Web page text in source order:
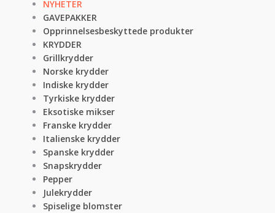
NYHETER
GAVEPAKKER
Opprinnelsesbeskyttede produkter
KRYDDER
Grillkrydder
Norske krydder
Indiske krydder
Tyrkiske krydder
Eksotiske mikser
Franske krydder
Italienske krydder
Spanske krydder
Snapskrydder
Pepper
Julekrydder
Spiselige blomster